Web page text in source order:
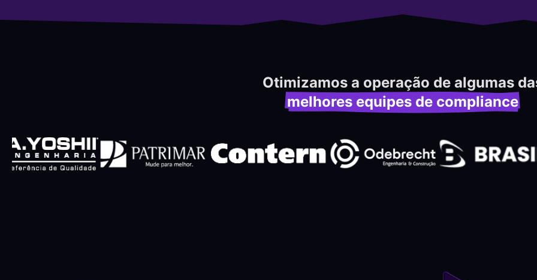
Otimizamos a operação de algumas
melhores equipes de compliance